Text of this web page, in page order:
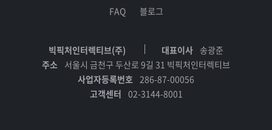
FAQ
블로그
빅픽처인터렉티브(주) 대표이사 송광준
주소 서울시 금천구 두산로 9길 31 빅픽처인터렉티브
사업자등록번호 286-87-00056
고객센터 02-3144-8001